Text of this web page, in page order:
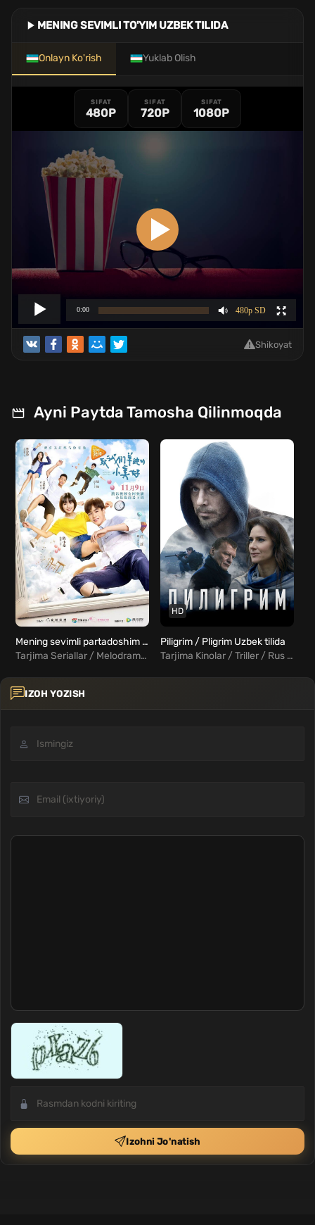
MENING SEVIMLI TO'YIM UZBEK TILIDA
Onlayn Ko'rish Yuklab Olish
SIFAT
480P
SIFAT
720P
SIFAT
1080P
Shikoyat
Ayni Paytda Tamosha Qilinmoqda
Mening sevimli partadoshim / Sevgi juda chiroyli Barcha qismlar Uzbek Tilida
Tarjima Seriallar / Melodrama / Xorij Seriallar Uzbek Tilida
HD
Piligrim / Pligrim Uzbek tilida
Tarjima Kinolar / Triller / Rus kinolar Uzbek Tilida
IZOH YOZISH
Izohni Jo'natish